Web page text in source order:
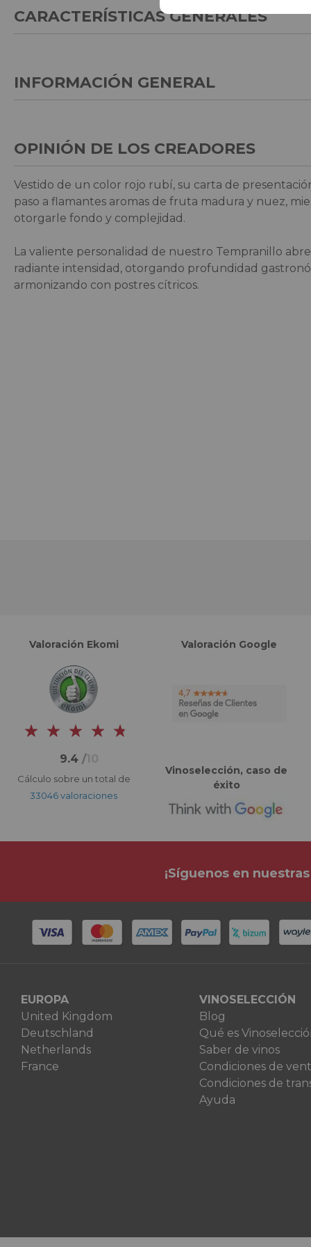
CARACTERÍSTICAS GENERALES
INFORMACIÓN GENERAL
OPINIÓN DE LOS CREADORES
Vestido de un color rojo rubí, su carta de
paso a flamantes aromas de fruta madura y nuez,
otorgarle fondo y complejidad.
La valiente personalidad de nuestro Tempranillo
radiante intensidad, otorgando profundidad
armonizando con postres cítricos.
Valoración Ekomi
9.4 /10
Cálculo sobre un total de
33046 valoraciones
Valoración Google
Vinoselección, caso de
éxito
¡Síguenos en
EUROPA
United Kingdom
Deutschland
Netherlands
France
VINOSELECCIÓN
Blog
Qué es
Saber de vinos
Condiciones de
Condiciones de
Ayuda